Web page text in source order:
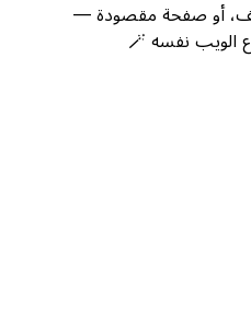
أو صفحة مقصودة —
الويب نفسه 🪄